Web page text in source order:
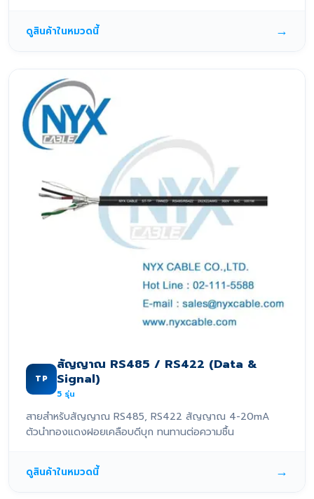
ดูสินค้าในหมวดนี้ →
TP
สัญญาณ RS485 / RS422 (Data &
Signal)
5 รุ่น
สายสำหรับสัญญาณ RS485, RS422 สัญญาณ 4-20mA
ตัวนำทองแดงฝอยเคลือบดีบุก ทนทานต่อความชื้น
ดูสินค้าในหมวดนี้ →